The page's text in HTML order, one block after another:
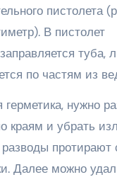
пистолета
В пистолет
туба,
по частям из
нужно
краям и убрать
Далее можно